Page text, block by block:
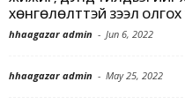
ХӨНГӨЛӨЛТТЭЙ ЗЭЭЛ ОЛГОХ
hhaagazar admin - Jun 6, 2022
hhaagazar admin - May 25, 2022